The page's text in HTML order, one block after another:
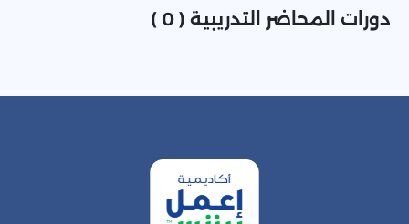
دورات المحاضر التدريبية ( 0 )